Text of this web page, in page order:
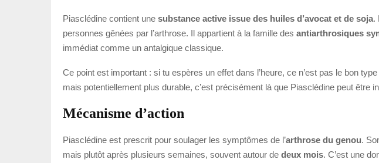
Piasclédine contient une substance active issue des huiles d’avocat et de soja.
personnes gênées par l’arthrose. Il appartient à la famille des antiarthrosiques
immédiat comme un antalgique classique.
Ce point est important : si tu espères un effet dans l’heure, ce n’est pas le bon
mais potentiellement plus durable, c’est précisément là que Piasclédine peut être
Mécanisme d’action
Piasclédine est prescrit pour soulager les symptômes de l’arthrose du genou.
mais plutôt après plusieurs semaines, souvent autour de deux mois. C’est une